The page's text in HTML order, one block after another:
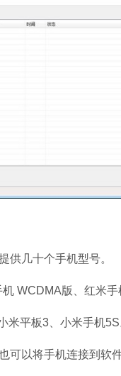
几十个手机型号。
WCDMA版、红米手
平板3、小米手机5S
以将手机连接到软